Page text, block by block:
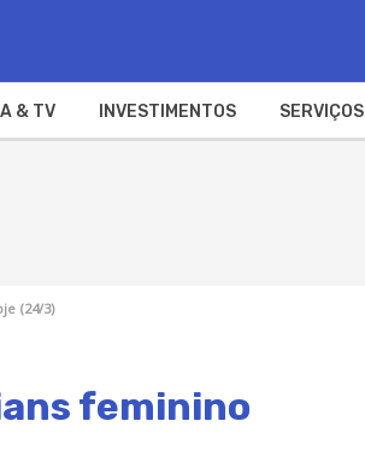
& TV INVESTIMENTOS SERVIÇOS
(24/3)
feminino